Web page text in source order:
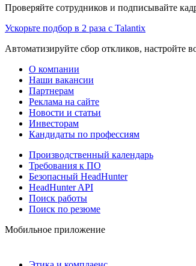
Проверяйте сотрудников и подписывайте
Ускорьте подбор в 2 раза с Talantix
Автоматизируйте сбор откликов, настройте
О компании
Наши вакансии
Партнерам
Реклама на сайте
Новости и статьи
Инвесторам
Кандидаты по профессиям
Производственный календарь
Требования к ПО
Безопасный HeadHunter
HeadHunter API
Поиск работы
Поиск по резюме
Мобильное приложение